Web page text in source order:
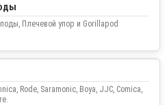
Плечевой упор и Gorillapod
Rode, Saramonic, Boya, JJC, Comica,